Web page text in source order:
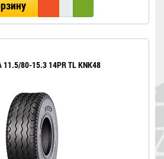
11.5/80-15.3 14PR TL KNK48